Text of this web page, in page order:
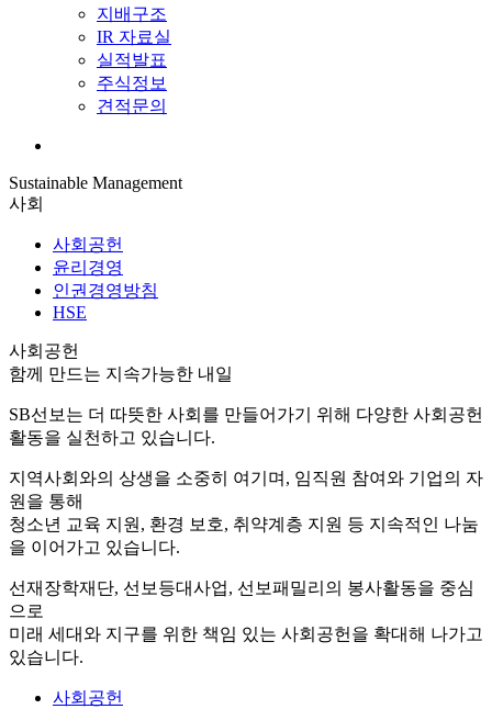
지배구조
IR 자료실
실적발표
주식정보
견적문의
Sustainable Management
사회
사회공헌
윤리경영
인권경영방침
HSE
사회공헌
함께 만드는 지속가능한 내일
SB선보는 더 따뜻한 사회를 만들어가기 위해 다양한 사회공헌
활동을 실천하고 있습니다.
지역사회와의 상생을 소중히 여기며, 임직원 참여와 기업의 자
원을 통해
청소년 교육 지원, 환경 보호, 취약계층 지원 등 지속적인 나눔
을 이어가고 있습니다.
선재장학재단, 선보등대사업, 선보패밀리의 봉사활동을 중심
으로
미래 세대와 지구를 위한 책임 있는 사회공헌을 확대해 나가고
있습니다.
사회공헌